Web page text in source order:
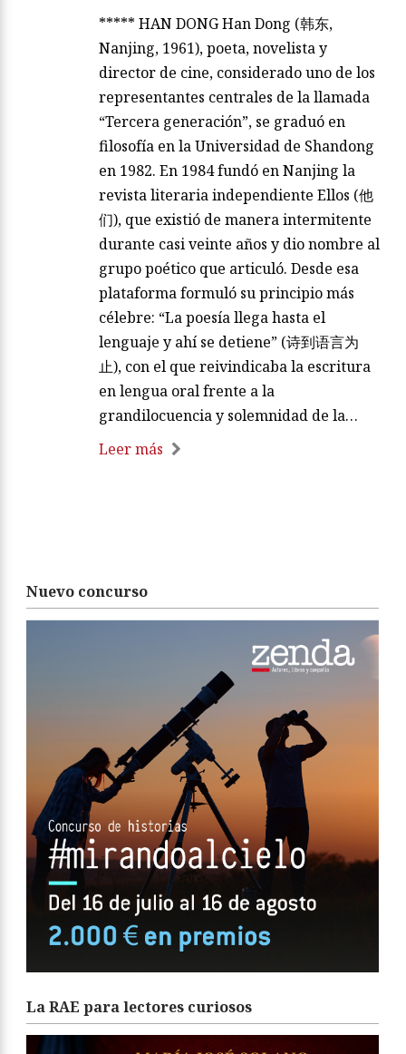
***** HAN DONG Han Dong (韩东,
Nanjing, 1961), poeta, novelista y
director de cine, considerado uno de los
representantes centrales de la llamada
“Tercera generación”, se graduó en
filosofía en la Universidad de Shandong
en 1982. En 1984 fundó en Nanjing la
revista literaria independiente Ellos (他
们), que existió de manera intermitente
durante casi veinte años y dio nombre al
grupo poético que articuló. Desde esa
plataforma formuló su principio más
célebre: “La poesía llega hasta el
lenguaje y ahí se detiene” (诗到语言为
止), con el que reivindicaba la escritura
en lengua oral frente a la
grandilocuencia y solemnidad de la…
Leer más
Nuevo concurso
La RAE para lectores curiosos